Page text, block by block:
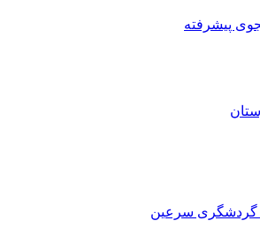
پیشرفته
گردشگری سرعین